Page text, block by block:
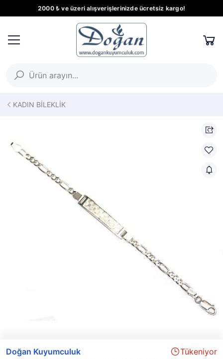
2000 ₺ ve üzeri alışverişlerinizde ücretsiz kargo!
KADIN BİLEKLİK
Doğan Kuyumculuk Tükeniyor